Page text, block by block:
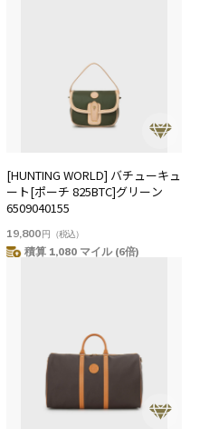
[HUNTING WORLD] バチューキュ
ート[ポーチ 825BTC]グリーン
6509040155
19,800円 （税込）
積算 1,080 マイル (6倍)